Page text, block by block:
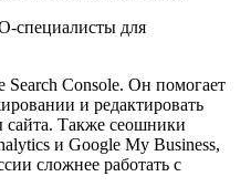
специалисты для
Console. Он помогает
и редактировать
сайта. Также сеошники
и Google My Business,
сложнее работать с